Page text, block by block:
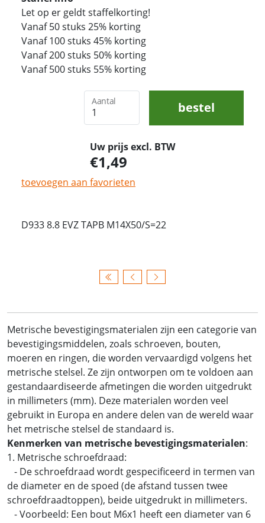
Let op er geldt staffelkorting!
Vanaf 50 stuks 25% korting
Vanaf 100 stuks 45% korting
Vanaf 200 stuks 50% korting
Vanaf 500 stuks 55% korting
Aantal bestel
Uw prijs excl. BTW
1,49
toevoegen aan favorieten
D933 8.8 EVZ TAPB M14X50/S=22
Metrische bevestigingsmaterialen zijn een categorie van
bevestigingsmiddelen, zoals schroeven, bouten,
moeren en ringen, die worden vervaardigd volgens het
metrische stelsel. Ze zijn ontworpen om te voldoen aan
gestandaardiseerde afmetingen die worden uitgedrukt
in millimeters (mm). Deze materialen worden veel
gebruikt in Europa en andere delen van de wereld waar
het metrische stelsel de standaard is.
Kenmerken van metrische bevestigingsmaterialen:
1. Metrische schroefdraad:
- De schroefdraad wordt gespecificeerd in termen van
de diameter en de spoed (de afstand tussen twee
schroefdraadtoppen), beide uitgedrukt in millimeters.
- Voorbeeld: Een bout M6x1 heeft een diameter van 6